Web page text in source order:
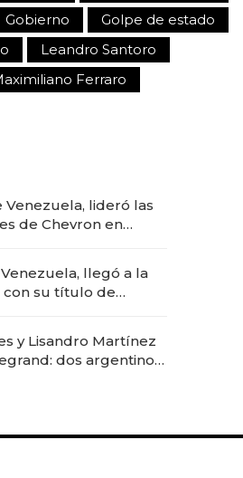
Gobierno
Golpe de estado
Leandro Santoro
Ferraro
Venezuela, lideró las
de Chevron en
llegó a la
con su título de
"fast premium"
y Lisandro Martínez
dos argentinos